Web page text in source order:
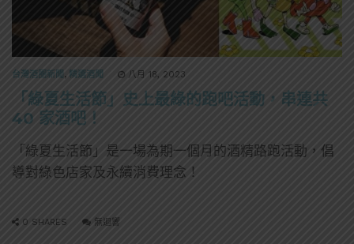
台灣酒圈新聞 , 精選酒聞 八月 18, 2023
「綠夏生活節」史上最綠的跑吧活動，串連共
40 家酒吧！
「綠夏生活節」是一場為期一個月的酒精路跑活動，倡
導對綠色店家及永續消費理念！
0 SHARES 無迴響